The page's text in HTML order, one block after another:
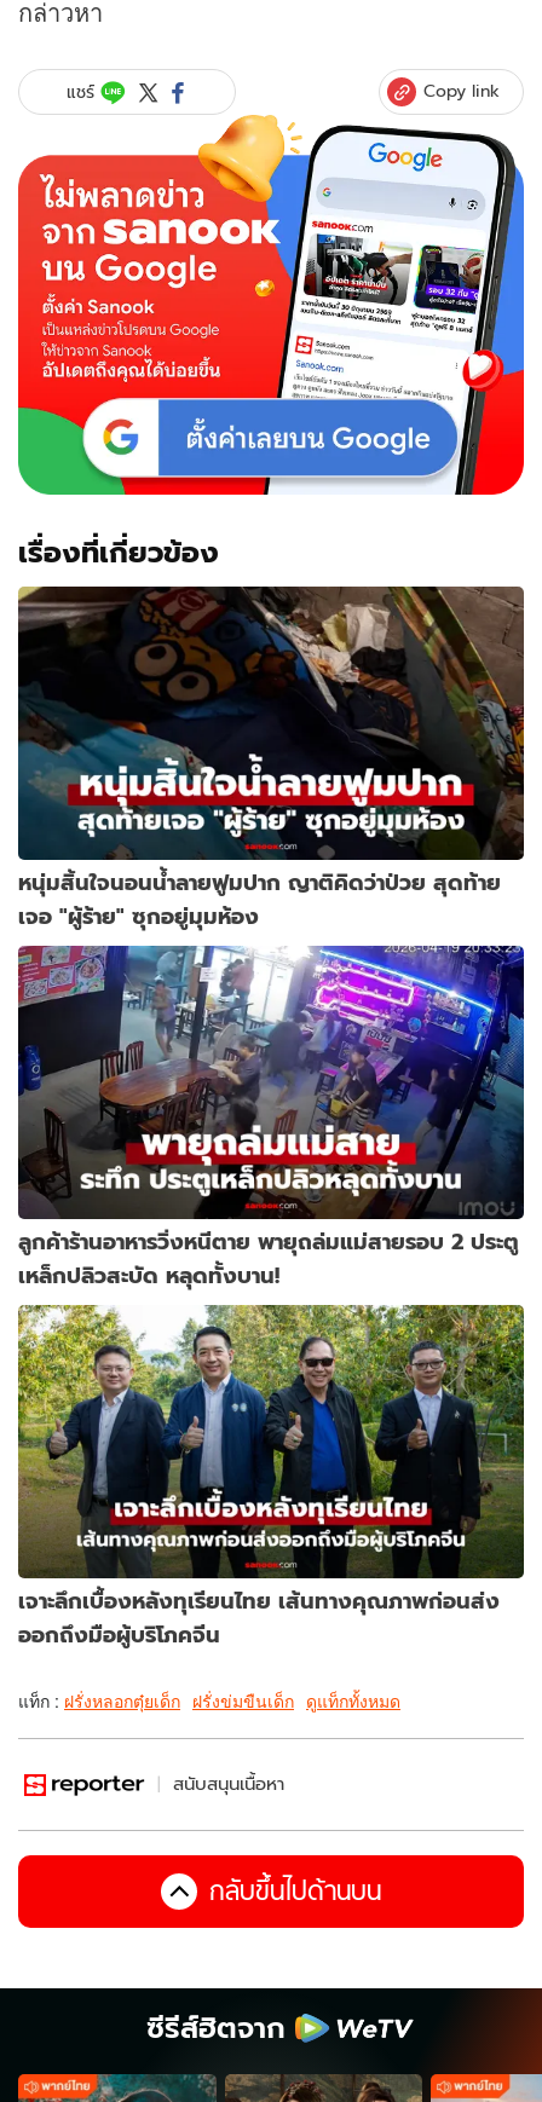
กล่าวหา
แชร์ Copy link
เรื่องที่เกี่ยวข้อง
หนุ่มสิ้นใจนอนน้ำลายฟูมปาก ญาติคิดว่าป่วย สุดท้าย
เจอ "ผู้ร้าย" ซุกอยู่มุมห้อง
ลูกค้าร้านอาหารวิ่งหนีตาย พายุถล่มแม่สายรอบ 2 ประตู
เหล็กปลิวสะบัด หลุดทั้งบาน!
เจาะลึกเบื้องหลังทุเรียนไทย เส้นทางคุณภาพก่อนส่ง
ออกถึงมือผู้บริโภคจีน
แท็ก : ฝรั่งหลอกตุ๋ยเด็ก ฝรั่งข่มขืนเด็ก ดูแท็กทั้งหมด
สนับสนุนเนื้อหา
กลับขึ้นไปด้านบน
ซีรีส์ฮิตจาก